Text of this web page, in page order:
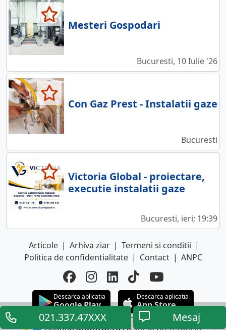
021.337.47XXX Mesaj
Mesteri Gospodari
Bucuresti, 10 Iulie '26
Con Gaz Prest - Instalatii gaze
Bucuresti
Victoria Global - proiectare,
executie instalatii gaze
Bucuresti, ieri; 19:39
Articole | Arhiva ziar | Termeni si conditii |
Politica de confidentialitate | Contact | ANPC
Descarca aplicatia
Google Play
Descarca aplicatia
App Store